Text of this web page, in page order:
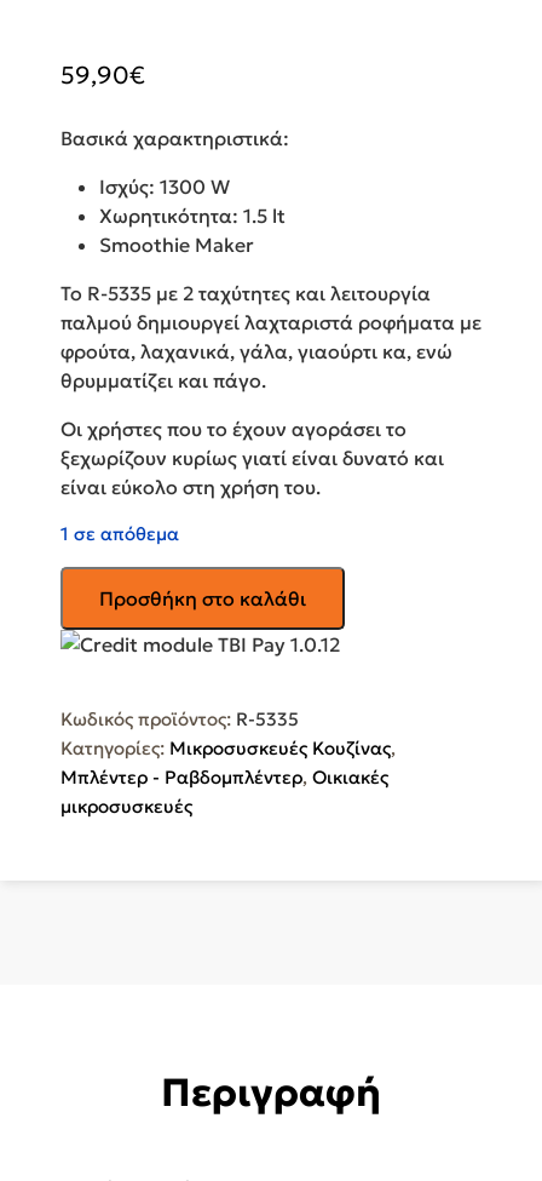
59,90€
Βασικά χαρακτηριστικά:
Ισχύς: 1300 W
Χωρητικότητα: 1.5 lt
Smoothie Maker
Το R-5335 με 2 ταχύτητες και λειτουργία
παλμού δημιουργεί λαχταριστά ροφήματα με
φρούτα, λαχανικά, γάλα, γιαούρτι κα, ενώ
θρυμματίζει και πάγο.
Οι χρήστες που το έχουν αγοράσει το
ξεχωρίζουν κυρίως γιατί είναι δυνατό και
είναι εύκολο στη χρήση του.
1 σε απόθεμα
ROHNSON
Μπλέντερ
για
Γυάλινη
Κανάτα
1.5lt
1300W
Προσθήκη στο καλάθι
Κωδικός προϊόντος: R-5335
Κατηγορίες: Μικροσυσκευές Κουζίνας,
Μπλέντερ - Ραβδομπλέντερ, Οικιακές
μικροσυσκευές
Περιγραφή